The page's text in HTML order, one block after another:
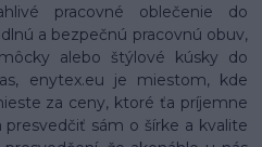
pracovné oblečenie do
a bezpečnú pracovnú obuv,
alebo štýlové kúsky do
enytex.eu je miestom, kde
za ceny, ktoré ťa príjemne
presvedčiť sám o šírke a kvalite